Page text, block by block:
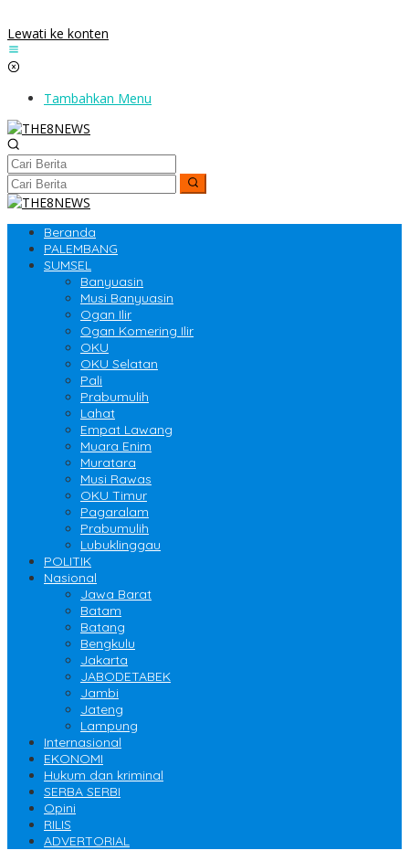
Lewati ke konten
Tambahkan Menu
Beranda
PALEMBANG
SUMSEL
Banyuasin
Musi Banyuasin
Ogan Ilir
Ogan Komering Ilir
OKU
OKU Selatan
Pali
Prabumulih
Lahat
Empat Lawang
Muara Enim
Muratara
Musi Rawas
OKU Timur
Pagaralam
Prabumulih
Lubuklinggau
POLITIK
Nasional
Jawa Barat
Batam
Batang
Bengkulu
Jakarta
JABODETABEK
Jambi
Jateng
Lampung
Internasional
EKONOMI
Hukum dan kriminal
SERBA SERBI
Opini
RILIS
ADVERTORIAL